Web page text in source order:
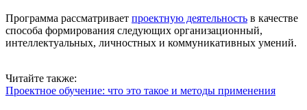
Программа рассматривает проектную деятельность в качестве
способа формирования следующих организационный,
интеллектуальных, личностных и коммуникативных умений.
Читайте также:
Проектное обучение: что это такое и методы применения